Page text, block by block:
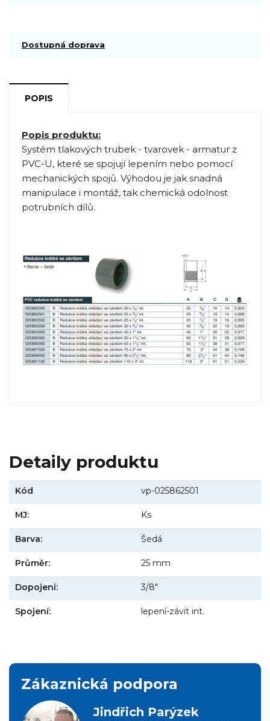
Dostupná doprava
POPIS
Popis produktu:
Systém tlakových trubek - tvarovek - armatur z
PVC-U, které se spojují lepením nebo pomocí
mechanických spojů. Výhodou je jak snadná
manipulace i montáž, tak chemická odolnost
potrubních dílů.
Detaily produktu
Kód vp-025862501
MJ: Ks
Barva: Šedá
Průměr: 25 mm
Dopojení: 3/8"
Spojení: lepení-závit int.
Zákaznická podpora
Jindřich Parýzek